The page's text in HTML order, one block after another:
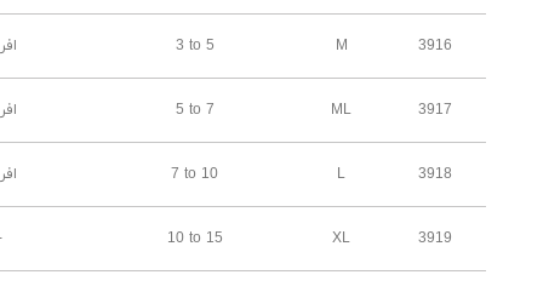
3916
M
3 to 5
3917
ML
5 to 7
3918
L
7 to 10
3919
XL
10 to 15